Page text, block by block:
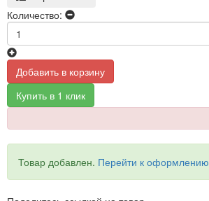
Количество:
Добавить в корзину
Купить в 1 клик
Товар добавлен. Перейти к оформлению